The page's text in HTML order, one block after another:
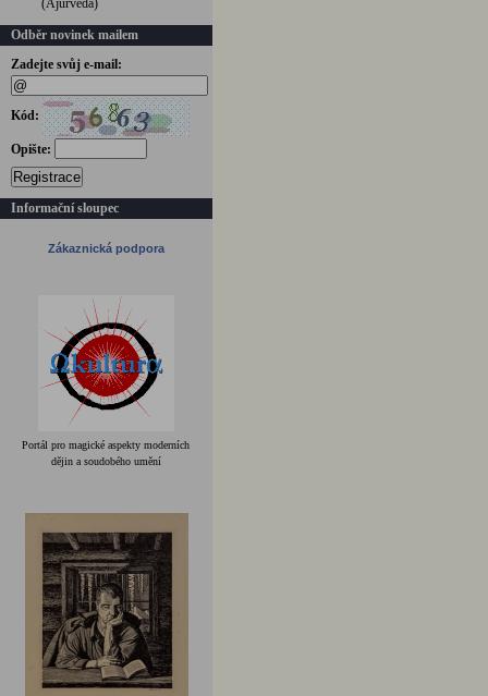
(Ájurvéda)
Odběr novinek mailem
Zadejte svůj e-mail:
Kód:
Opište:
Registrace
Informační sloupec
Zákaznická podpora
Portál pro magické aspekty moderních
dějin a soudobého umění